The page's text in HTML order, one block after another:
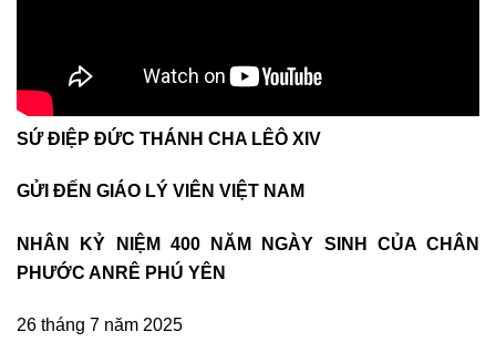
SỨ ĐIỆP ĐỨC THÁNH CHA LÊÔ XIV
GỬI ĐẾN GIÁO LÝ VIÊN VIỆT NAM
NHÂN KỶ NIỆM 400 NĂM NGÀY SINH CỦA CHÂN
PHƯỚC ANRÊ PHÚ YÊN
26 tháng 7 năm 2025